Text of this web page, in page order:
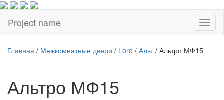
Project name
Главная / Межкомнатные двери / Lord / Альт/ Альтро МФ15
Альтро МФ15